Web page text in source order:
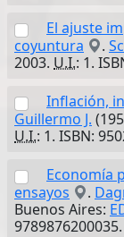
El ajuste
coyuntura
.
2003. U.I.: 1.
Inflación,
Guillermo J.
U.I.: 1. ISBN:
Economía
ensayos
.
Buenos Aires: